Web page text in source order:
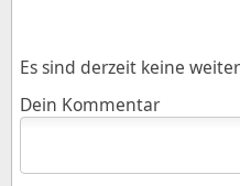
Es sind derzeit keine
Dein Kommentar